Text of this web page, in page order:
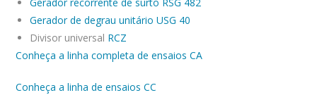
Gerador de degrau unitário USG 40
Divisor universal RCZ
Conheça a linha completa de ensaios CA
Conheça a linha de ensaios CC